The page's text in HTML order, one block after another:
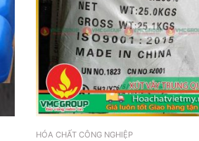
HÓA CHẤT CÔNG NGHIỆP